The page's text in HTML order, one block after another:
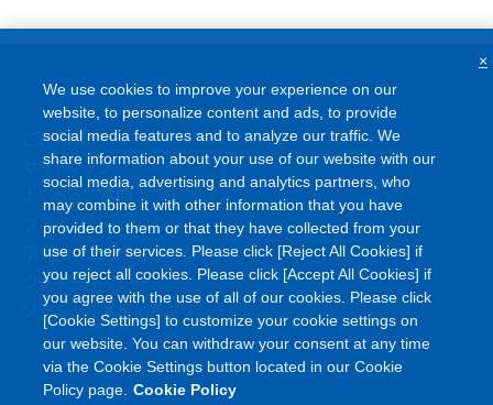
ご利用条件
サイトマップ
よくあるご質問
プライバシーポリシー
情報セキュリティポリシー
クッキーポリシー
ソーシャルメディアポリシー
We use cookies to improve your experience on our
website, to personalize content and ads, to provide
social media features and to analyze our traffic. We
share information about your use of our website with our
social media, advertising and analytics partners, who
may combine it with other information that you have
provided to them or that they have collected from your
use of their services. Please click [Reject All Cookies] if
you reject all cookies. Please click [Accept All Cookies] if
you agree with the use of all of our cookies. Please click
[Cookie Settings] to customize your cookie settings on
our website. You can withdraw your consent at any time
via the Cookie Settings button located in our Cookie
Policy page. Cookie Policy
×